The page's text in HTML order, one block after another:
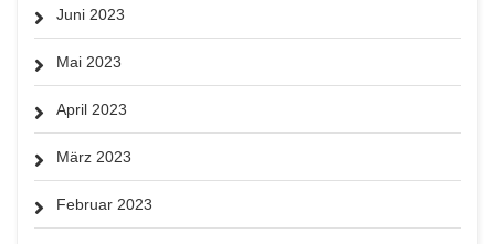
Juni 2023
Mai 2023
April 2023
März 2023
Februar 2023